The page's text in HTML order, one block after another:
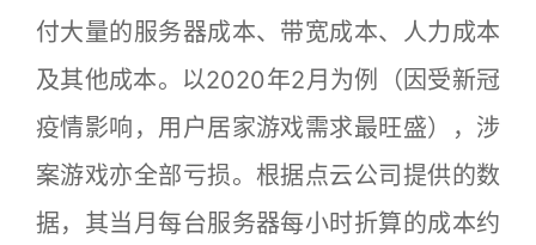
付大量的服务器成本、带宽成本、人力成本
及其他成本。以2020年2月为例（因受新冠
疫情影响，用户居家游戏需求最旺盛），涉
案游戏亦全部亏损。根据点云公司提供的数
据，其当月每台服务器每小时折算的成本约